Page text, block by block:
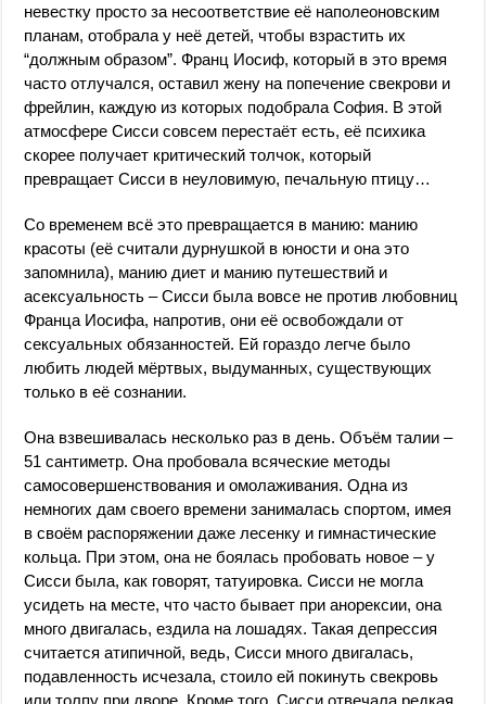
невестку просто за несоответствие её наполеоновским
планам, отобрала у неё детей, чтобы взрастить их
“должным образом”. Франц Иосиф, который в это время
часто отлучался, оставил жену на попечение свекрови и
фрейлин, каждую из которых подобрала София. В этой
атмосфере Сисси совсем перестаёт есть, её психика
скорее получает критический толчок, который
превращает Сисси в неуловимую, печальную птицу…
Со временем всё это превращается в манию: манию
красоты (её считали дурнушкой в юности и она это
запомнила), манию диет и манию путешествий и
асексуальность – Сисси была вовсе не против любовниц
Франца Иосифа, напротив, они её освобождали от
сексуальных обязанностей. Ей гораздо легче было
любить людей мёртвых, выдуманных, существующих
только в её сознании.
Она взвешивалась несколько раз в день. Объём талии –
51 сантиметр. Она пробовала всяческие методы
самосовершенствования и омолаживания. Одна из
немногих дам своего времени занималась спортом, имея
в своём распоряжении даже лесенку и гимнастические
кольца. При этом, она не боялась пробовать новое – у
Сисси была, как говорят, татуировка. Сисси не могла
усидеть на месте, что часто бывает при анорексии, она
много двигалась, ездила на лошадях. Такая депрессия
считается атипичной, ведь, Сисси много двигалась,
подавленность исчезала, стоило ей покинуть свекровь
или толпу при дворе. Кроме того, Сисси отвечала редкая